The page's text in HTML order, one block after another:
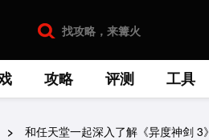
攻略 评测 工具
和任天堂一起深入了解《异度神剑 3》